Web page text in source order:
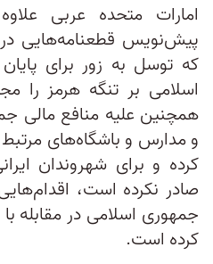
امارات متحده عربی
پیش‌نویس قطعنامه‌هایی
که توسل به زور برای
اسلامی بر تنگه هرمز را
همچنین علیه منافع مالی
و مدارس و باشگاه‌های
کرده و برای شهروندان
صادر نکرده است،
جمهوری اسلامی در مقابله
کرده است.